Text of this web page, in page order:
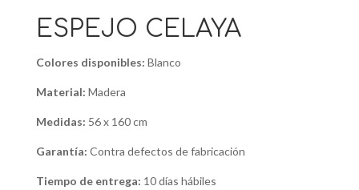
ESPEJO CELAYA
Colores disponibles: Blanco
Material: Madera
Medidas: 56 x 160 cm
Garantía: Contra defectos de fabricación
Tiempo de entrega: 10 días hábiles